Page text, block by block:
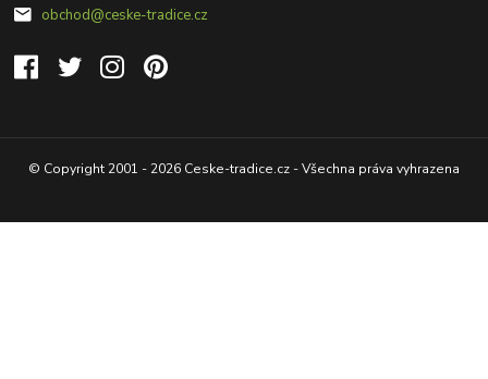
obchod@ceske-tradice.cz
© Copyright 2001 - 2026 Ceske-tradice.cz - Všechna práva vyhrazena